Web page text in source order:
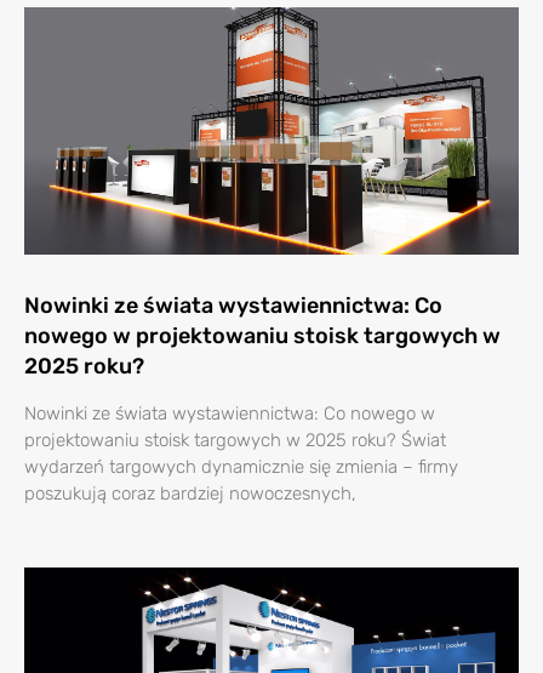
Nowinki ze świata wystawiennictwa: Co
nowego w projektowaniu stoisk targowych w
2025 roku?
Nowinki ze świata wystawiennictwa: Co nowego w
projektowaniu stoisk targowych w 2025 roku? Świat
wydarzeń targowych dynamicznie się zmienia – firmy
poszukują coraz bardziej nowoczesnych,